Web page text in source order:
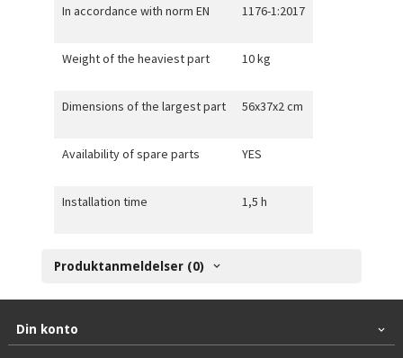
In accordance with norm EN 1176-1:2017
Weight of the heaviest part 10 kg
Dimensions of the largest part 56x37x2 cm
Availability of spare parts YES
Installation time 1,5 h
Produktanmeldelser (0)
Din konto